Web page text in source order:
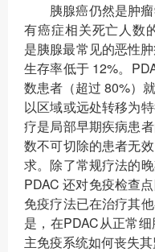
胰腺癌仍然是肿
有癌症相关死亡人数
是胰腺最常见的恶性
生存率低于 12%。
数患者（超过 80%）
以区域或远处转移为
疗是局部早期疾病患
数不可切除的患者无
求。除了常规疗法的
PDAC 还对免疫检查
免疫疗法已在治疗其
是，在PDAC从正常
主免疫系统如何丧失其